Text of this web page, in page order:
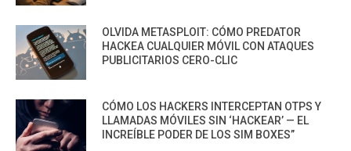
OLVIDA METASPLOIT: CÓMO PREDATOR
HACKEA CUALQUIER MÓVIL CON ATAQUES
PUBLICITARIOS CERO-CLIC
CÓMO LOS HACKERS INTERCEPTAN OTPS Y
LLAMADAS MÓVILES SIN ‘HACKEAR’ — EL
INCREÍBLE PODER DE LOS SIM BOXES”